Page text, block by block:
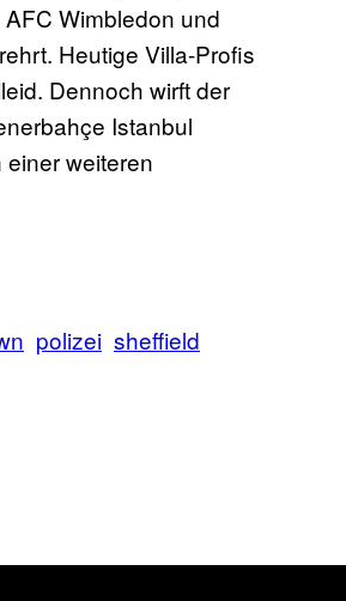
Wimbledon und
Heutige Villa-Profis
Dennoch wirft der
Istanbul
weiteren
polizei sheffield